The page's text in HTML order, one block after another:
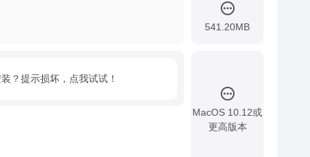
541.20MB
MacOS 10.12或
更高版本
？提示损坏，点我试试！